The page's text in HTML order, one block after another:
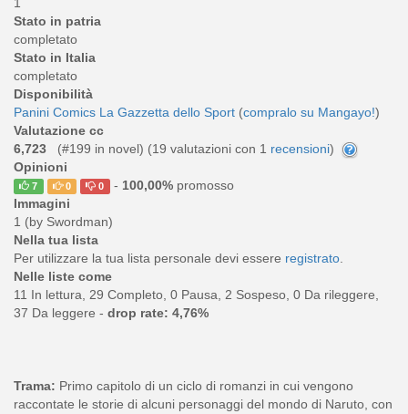
Stato in patria
completato
Stato in Italia
completato
Disponibilità
Panini Comics La Gazzetta dello Sport (compralo su Mangayo!)
Valutazione cc
6,723
(#199 in novel) (19 valutazioni con 1 recensioni)
Opinioni
7 0 0 - 100,00%promosso
Immagini
1 (by Swordman)
Nella tua lista
Per utilizzare la tua lista personale devi essere registrato.
Nelle liste come
11 In lettura, 29 Completo, 0 Pausa, 2 Sospeso, 0 Da rileggere,
37 Da leggere - drop rate: 4,76%
Trama: Primo capitolo di un ciclo di romanzi in cui vengono
raccontate le storie di alcuni personaggi del mondo di Naruto, con